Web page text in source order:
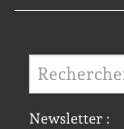
Newsletter :